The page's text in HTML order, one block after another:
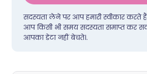
सदस्यता लेने पर आप हमारी स्वीकार करते
आप किसी भी समय सदस्यता समाप्त कर
आपका डेटा नहीं बेचते।.